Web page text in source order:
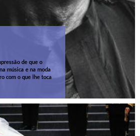
de que o
música e na moda
com o que lhe toca